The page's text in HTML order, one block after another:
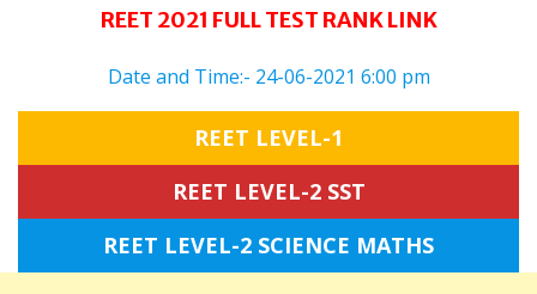
REET 2021 FULL TEST RANK LINK
Date and Time:- 24-06-2021 6:00 pm
REET LEVEL-1
REET LEVEL-2 SST
REET LEVEL-2 SCIENCE MATHS